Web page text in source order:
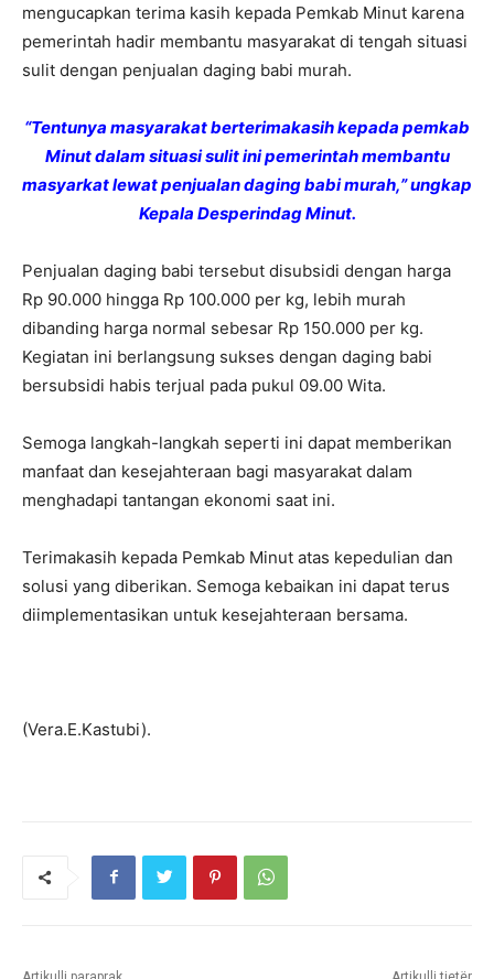
mengucapkan terima kasih kepada Pemkab Minut karena
pemerintah hadir membantu masyarakat di tengah situasi
sulit dengan penjualan daging babi murah.
“Tentunya masyarakat berterimakasih kepada pemkab
Minut dalam situasi sulit ini pemerintah membantu
masyarkat lewat penjualan daging babi murah,” ungkap
Kepala Desperindag Minut.
Penjualan daging babi tersebut disubsidi dengan harga
Rp 90.000 hingga Rp 100.000 per kg, lebih murah
dibanding harga normal sebesar Rp 150.000 per kg.
Kegiatan ini berlangsung sukses dengan daging babi
bersubsidi habis terjual pada pukul 09.00 Wita.
Semoga langkah-langkah seperti ini dapat memberikan
manfaat dan kesejahteraan bagi masyarakat dalam
menghadapi tantangan ekonomi saat ini.
Terimakasih kepada Pemkab Minut atas kepedulian dan
solusi yang diberikan. Semoga kebaikan ini dapat terus
diimplementasikan untuk kesejahteraan bersama.
(Vera.E.Kastubi).